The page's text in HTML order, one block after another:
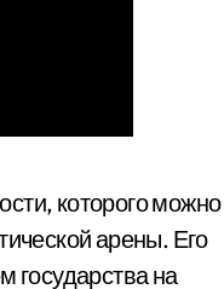
которого можно
арены. Его
государства на